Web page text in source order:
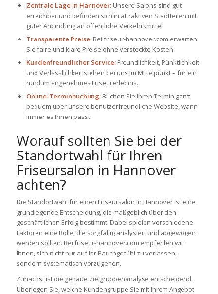
Zentrale Lage in Hannover:Unsere Salons sind gut
erreichbar und befinden sich in attraktiven Stadtteilen mit
guter Anbindung an öffentliche Verkehrsmittel.
Transparente Preise:Bei friseur-hannover.com erwarten
Sie faire und klare Preise ohne versteckte Kosten.
Kundenfreundlicher Service:Freundlichkeit, Pünktlichkeit
und Verlässlichkeit stehen bei uns im Mittelpunkt – für ein
rundum angenehmes Friseurerlebnis.
Online-Terminbuchung:Buchen Sie Ihren Termin ganz
bequem über unsere benutzerfreundliche Website, wann
immer es Ihnen passt.
Worauf sollten Sie bei der
Standortwahl für Ihren
Friseursalon in Hannover
achten?
Die Standortwahl für einen Friseursalon in Hannover ist eine
grundlegende Entscheidung, die maßgeblich über den
geschäftlichen Erfolg bestimmt. Dabei spielen verschiedene
Faktoren eine Rolle, die sorgfältig analysiert und abgewogen
werden sollten. Bei friseur-hannover.com empfehlen wir
Ihnen, sich nicht nur auf Ihr Bauchgefühl zu verlassen,
sondern systematisch vorzugehen.
Zunächst ist die genaue Zielgruppenanalyse entscheidend.
Überlegen Sie, welche Kundengruppe Sie mit Ihrem Angebot